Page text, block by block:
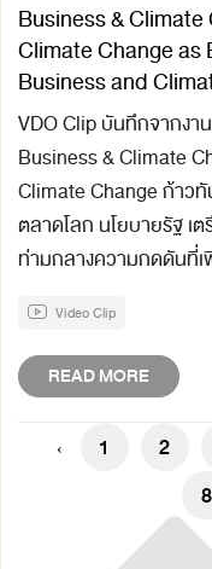
Business & Climate
Climate Change
Business and
VDO Clip บันทึกจากงา
Business & Climate
Climate Change ก้าวทั
ตลาดโลก นโยบายรัฐ เ
ท่ามกลางความกดดันที่
Video Clip
READ MORE
‹ 1 2
8